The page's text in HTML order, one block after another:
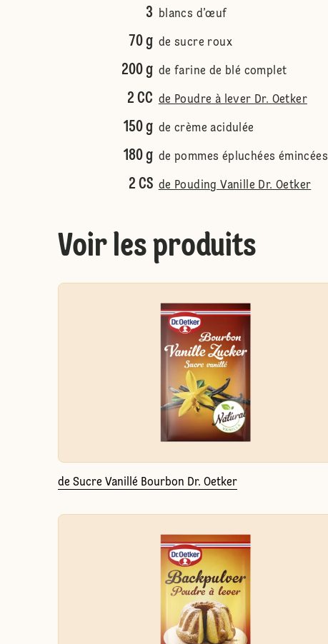
3 blancs d’œuf
70 g de sucre roux
200 g de farine de blé complet
2 CC de Poudre à lever Dr. Oetker
150 g de crème acidulée
180 g de pommes épluchées émincées
2 CS de Pouding Vanille Dr. Oetker
Voir les produits
de Sucre Vanillé Bourbon Dr. Oetker